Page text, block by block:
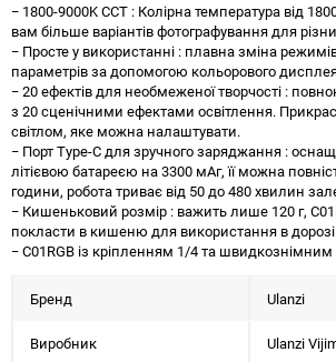
− 1800-9000K CCT : Колірна температура від
вам більше варіантів фотографування для
− Просте у використанні : плавна зміна
параметрів за допомогою кольорового
− 20 ефектів для необмеженої творчості :
з 20 сценічними ефектами освітлення.
світлом, яке можна налаштувати.
− Порт Type-C для зручного заряджання :
літієвою батареєю на 3300 мАг, її можна
години, робота триває від 50 до 480 хвилин
− Кишеньковий розмір : важить лише 120 г,
покласти в кишеню для використання в
− C01RGB із кріпленням 1/4 та
Бренд Ulanzi
Виробник Ulanzi